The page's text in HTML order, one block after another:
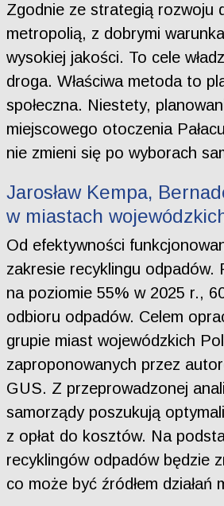
Zgodnie ze strategią rozwoju
metropolią, z dobrymi
wysokiej jakości. To cele
droga. Właściwa metoda to
społeczna. Niestety,
miejscowego otoczenia
nie zmieni się po wyborach
Jarosław Kempa,
w miastach
Od efektywności
zakresie recyklingu odpadów.
na poziomie 55% w 2025 r.,
odbioru odpadów. Celem
grupie miast wojewódzkich
zaproponowanych przez
GUS. Z przeprowadzonej
samorządy poszukują
z opłat do kosztów. Na
recyklingów odpadów będzie
co może być źródłem